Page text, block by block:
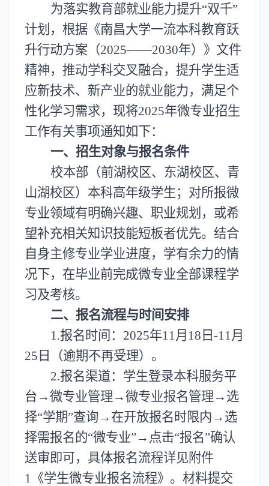
为落实教育部就业能力提升“双千”
计划，根据《南昌大学一流本科教育跃
升行动方案（2025——2030年）》 文件
精神，推动学科交叉融合，提升学生适
应新技术、新产业的就业能力，满足个
性化学习需求，现将2025年微专业招生
工作有关事项通知如下：
一、招生对象与报名条件
校本部（前湖校区、东湖校区、青
山湖校区）本科高年级学生；对所报微
专业领域有明确兴趣、职业规划，或希
望补充相关知识技能短板者优先。结合
自身主修专业学业进度，学有余力的情
况下，在毕业前完成微专业全部课程学
习及考核。
二、报名流程与时间安排
1.报名时间：2025年11月18 日-11月
25 日（逾期不再受理）。
2.报名渠道： 学生登录本科服务平
台 →微专业管理 →微专业报名管理 → 选
择“学期”查询 → 在开放报名时限内 → 选
择需报名的“微专业”→ 点击“报名”确认
送审即可， 具体报名流程详见附件
1《学生微专业报名流程》。 材料提交